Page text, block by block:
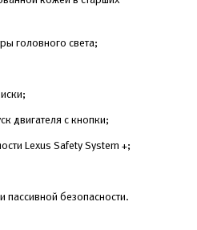
головного света;
двигателя с кнопки;
Lexus Safety System +;
пассивной безопасности.